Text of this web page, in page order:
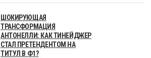
ШОКИРУЮЩАЯ
ТРАНСФОРМАЦИЯ
АНТОНЕЛЛИ: КАК ТИНЕЙДЖЕР
СТАЛ ПРЕТЕНДЕНТОМ НА
ТИТУЛ В Ф1?